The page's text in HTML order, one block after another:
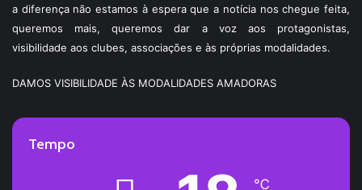
a diferença não estamos à espera que a notícia nos chegue feita,
queremos mais, queremos dar a voz aos protagonistas,
visibilidade aos clubes, associações e às próprias modalidades.
DAMOS VISIBILIDADE ÀS MODALIDADES AMADORAS
Tempo
℃